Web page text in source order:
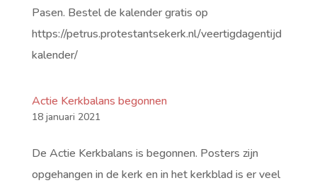
Pasen. Bestel de kalender gratis op
https://petrus.protestantsekerk.nl/veertigdagentijd
kalender/
Actie Kerkbalans begonnen
18 januari 2021
De Actie Kerkbalans is begonnen. Posters zijn
opgehangen in de kerk en in het kerkblad is er veel